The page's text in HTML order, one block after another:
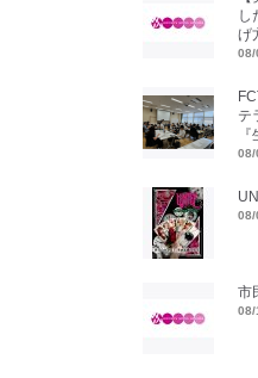
し
げ
08/
テ
08/
08/
市
08/